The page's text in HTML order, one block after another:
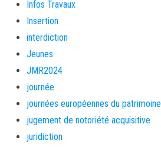
Infos Travaux
Insertion
interdiction
Jeunes
JMR2024
journée
journées européennes du patrimoine
jugement de notoriété acquisitive
juridiction